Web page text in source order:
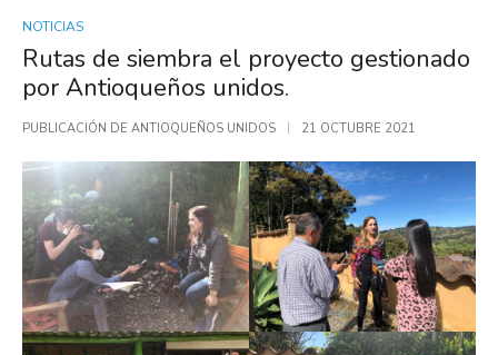
NOTICIAS
Rutas de siembra el proyecto gestionado
por Antioqueños unidos.
PUBLICACIÓN DE ANTIOQUEÑOS UNIDOS 21 OCTUBRE 2021